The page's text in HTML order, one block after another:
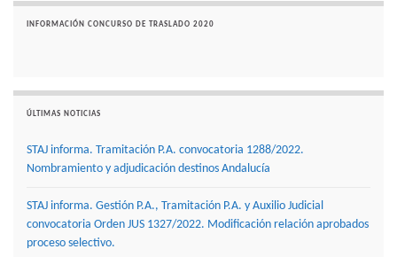
INFORMACIÓN CONCURSO DE TRASLADO 2020
ÚLTIMAS NOTICIAS
STAJ informa. Tramitación P.A. convocatoria 1288/2022.
Nombramiento y adjudicación destinos Andalucía
STAJ informa. Gestión P.A., Tramitación P.A. y Auxilio Judicial
convocatoria Orden JUS 1327/2022. Modificación relación aprobados
proceso selectivo.